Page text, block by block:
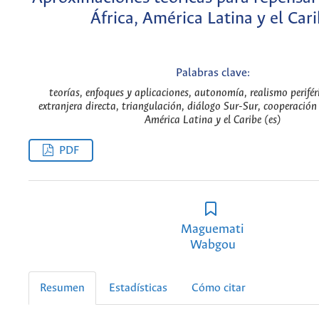
África, América Latina y el
Palabras clave:
teorías, enfoques y aplicaciones, autonomía, realismo
extranjera directa, triangulación, diálogo Sur-Sur, cooperación
América Latina y el Caribe (es)
PDF
Maguemati
Wabgou
Resumen Estadísticas Cómo citar